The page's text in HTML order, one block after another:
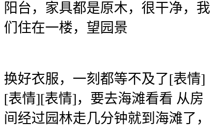
阳台，家具都是原木，很干净，我
们住在一楼，望园景
换好衣服，一刻都等不及了[表情]
[表情][表情]，要去海滩看看 从房
间经过园林走几分钟就到海滩了，